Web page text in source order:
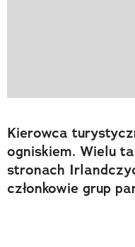
Kierowca
ogniskiem. Wielu
stronach
członkowie grup